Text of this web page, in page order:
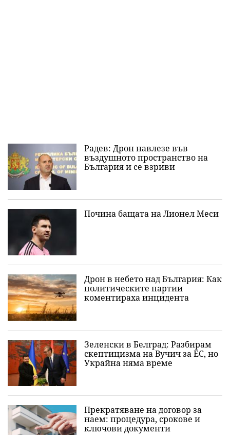
Радев: Дрон навлезе във
въздушното пространство на
България и се взриви
Почина бащата на Лионел Меси
Дрон в небето над България: Как
политическите партии
коментираха инцидента
Зеленски в Белград: Разбирам
скептицизма на Вучич за ЕС, но
Украйна няма време
Прекратяване на договор за
наем: процедура, срокове и
ключови документи